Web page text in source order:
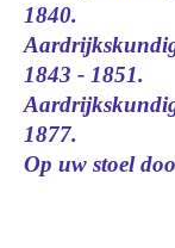
1840.
1843 - 1851.
1877.
Op uw stoel